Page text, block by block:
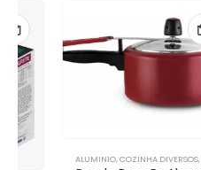
COZINHA DIVERSOS, JOGO DE PANELAS